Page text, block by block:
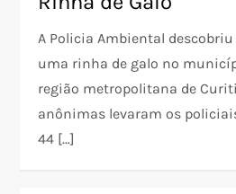
A Policia Ambiental
uma rinha de galo no
região metropolitana de
anônimas levaram os
44 […]